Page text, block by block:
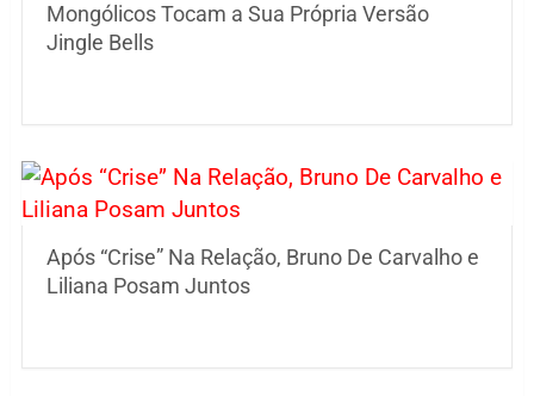
Mongólicos Tocam a Sua Própria Versão
Jingle Bells
Após “Crise” Na Relação, Bruno De Carvalho e
Liliana Posam Juntos